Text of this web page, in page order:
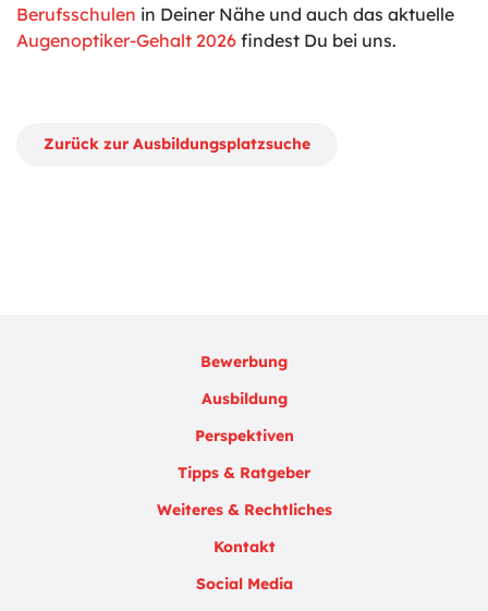
Berufsschulen in Deiner Nähe und auch das aktuelle
Augenoptiker-Gehalt 2026 findest Du bei uns.
Zurück zur Ausbildungsplatzsuche
Bewerbung
Ausbildung
Perspektiven
Tipps & Ratgeber
Weiteres & Rechtliches
Kontakt
Social Media